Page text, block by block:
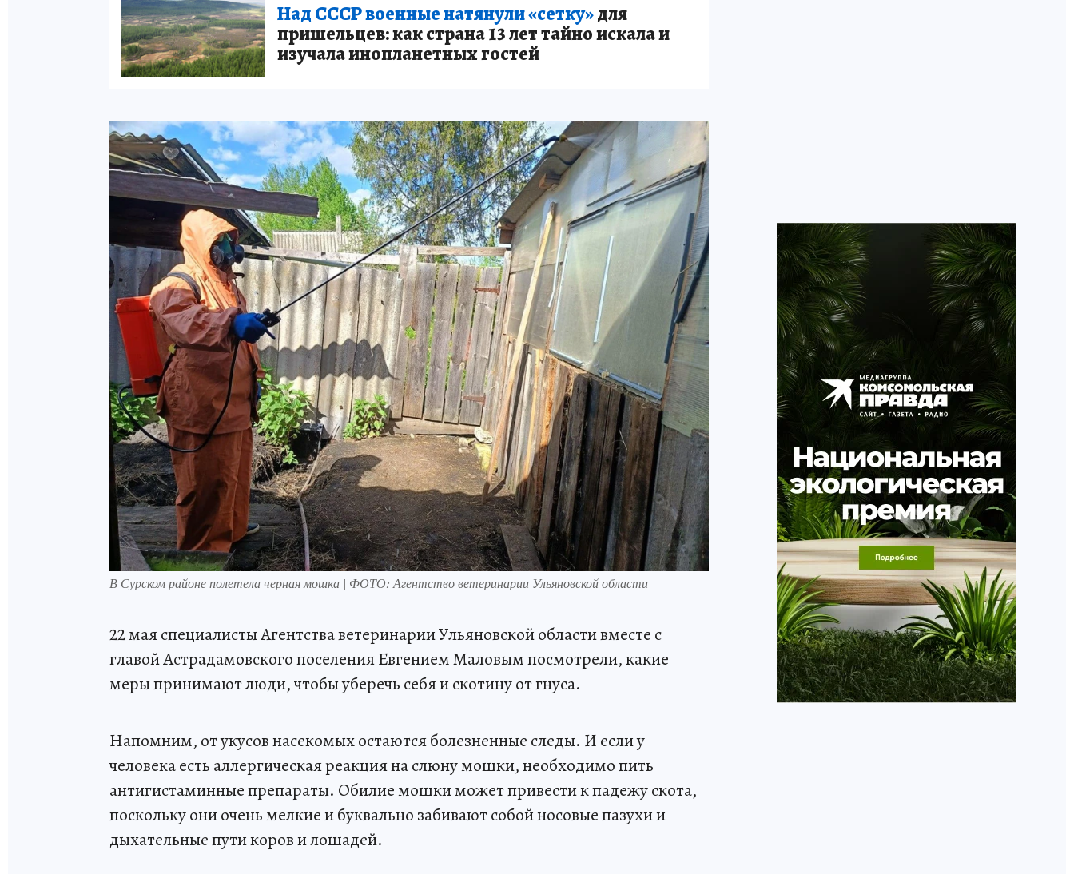
Над СССР военные натянули «сетку»для
пришельцев: как страна 13 лет тайно искала и
изучала инопланетных гостей
В Сурском районе полетела черная мошка | ФОТО: Агентство ветеринарии Ульяновской области
22 мая специалисты Агентства ветеринарии Ульяновской области вместе с
главой Астрадамовского поселения Евгением Маловым посмотрели, какие
меры принимают люди, чтобы уберечь себя и скотину от гнуса.
Напомним, от укусов насекомых остаются болезненные следы. И если у
человека есть аллергическая реакция на слюну мошки, необходимо пить
антигистаминные препараты. Обилие мошки может привести к падежу скота,
поскольку они очень мелкие и буквально забивают собой носовые пазухи и
дыхательные пути коров и лошадей.